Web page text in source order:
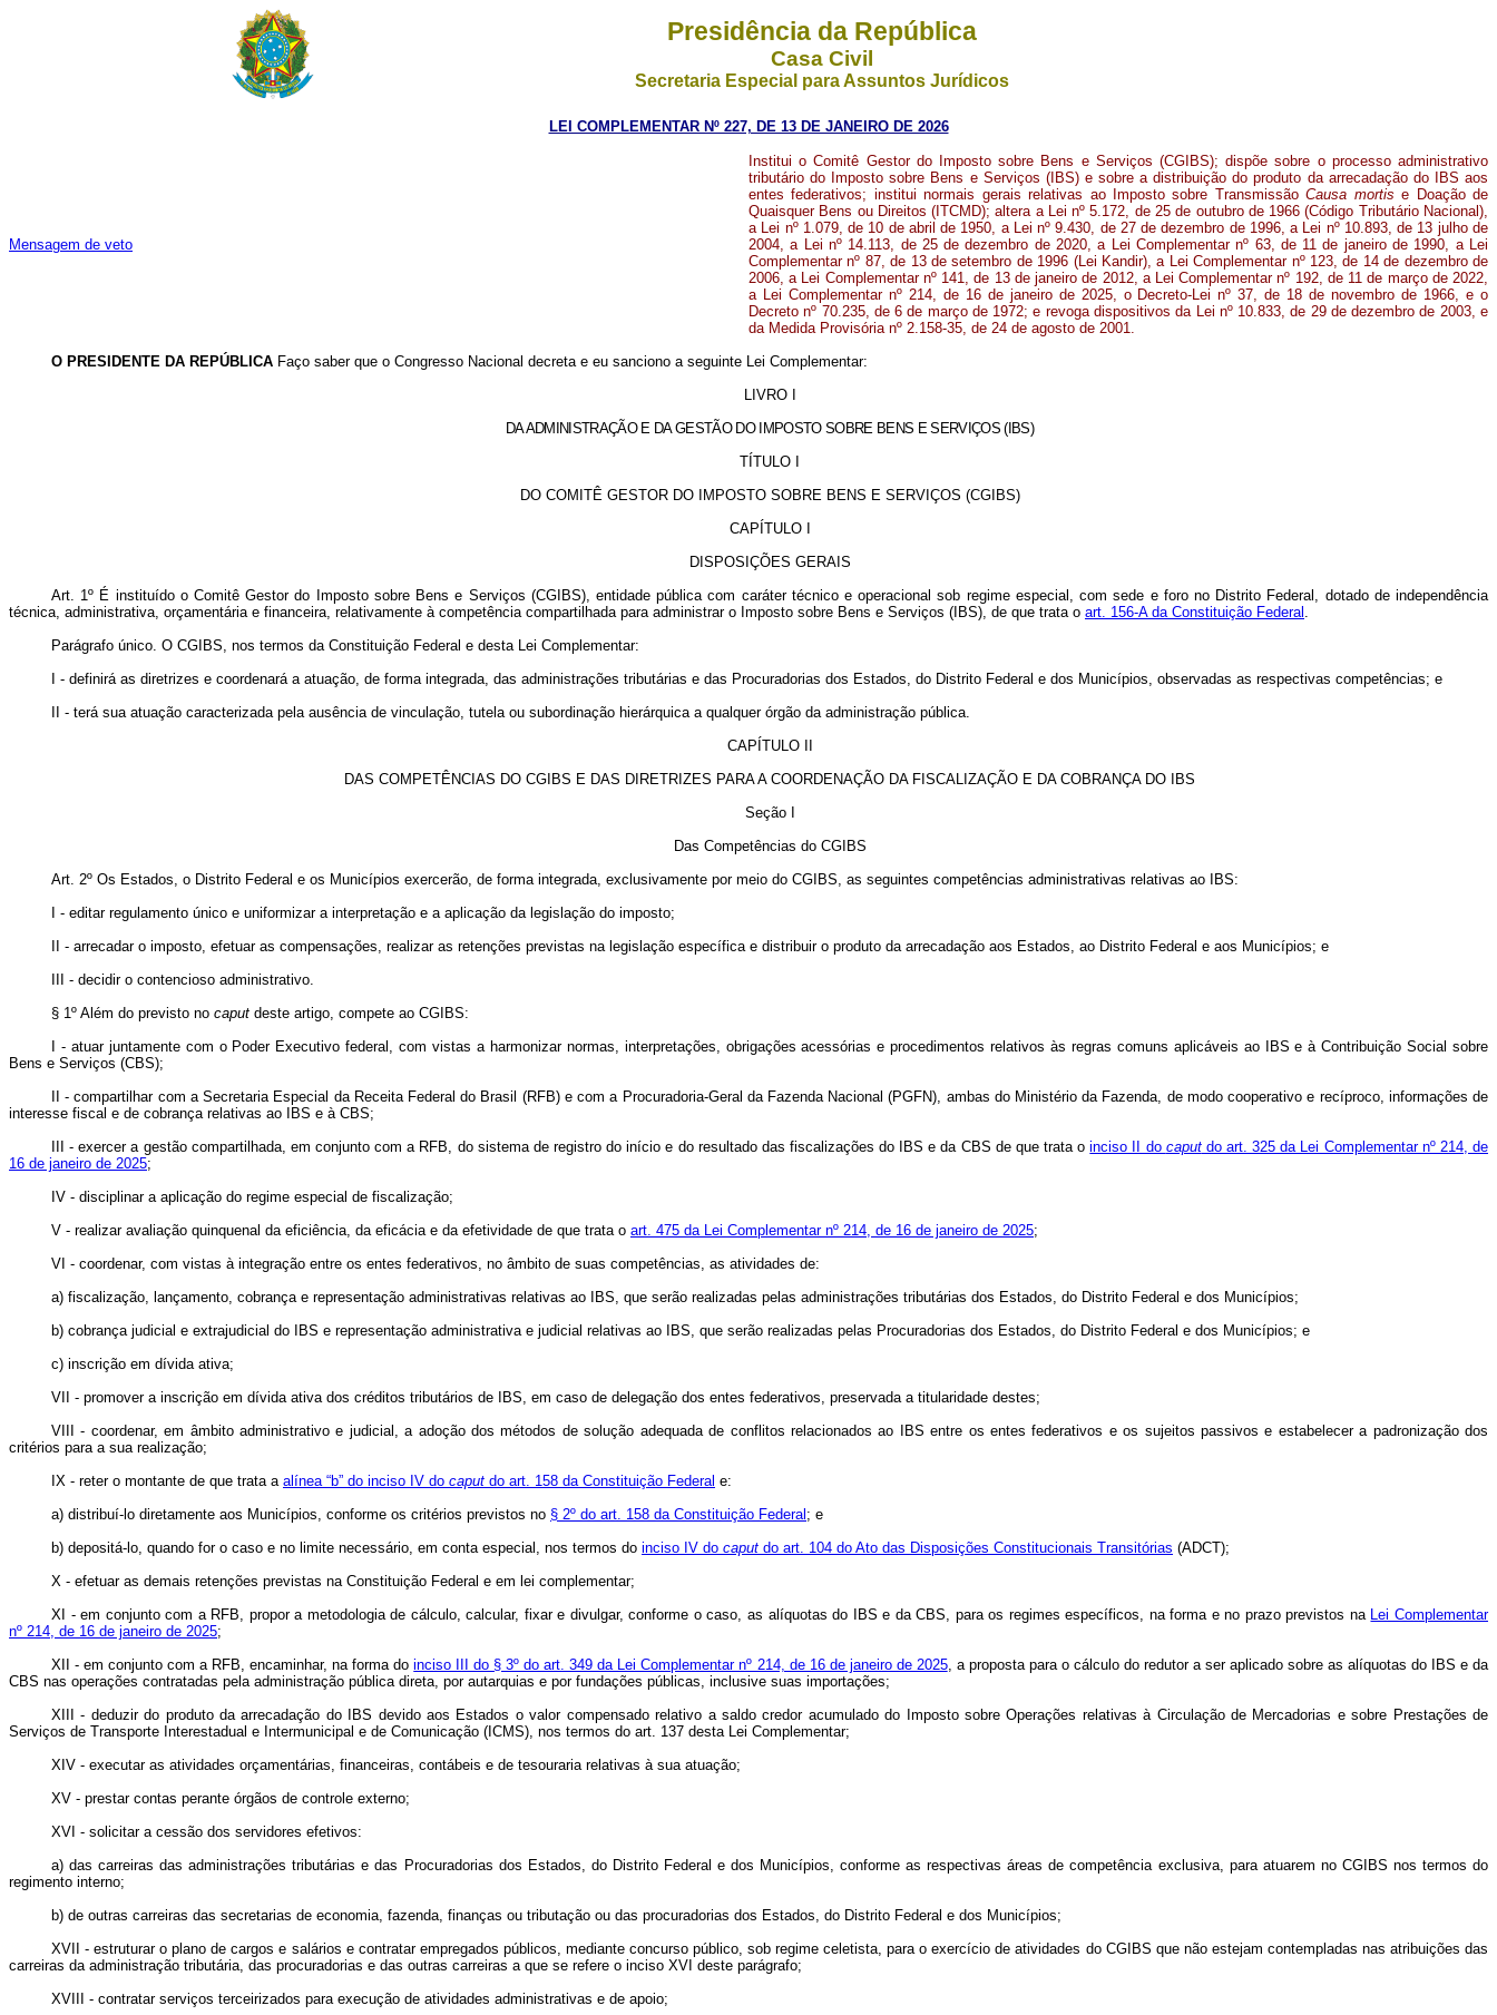
Presidência da República
Casa Civil
Secretaria Especial para Assuntos Jurídicos
LEI COMPLEMENTAR Nº 227, DE 13 DE JANEIRO DE 2026
Mensagem de veto
Institui o Comitê Gestor do Imposto sobre Bens e Serviços (CGIBS); dispõe sobre o processo administrativo
tributário do Imposto sobre Bens e Serviços (IBS) e sobre a distribuição do produto da arrecadação do IBS aos
entes federativos; institui normais gerais relativas ao Imposto sobre TransmissãoCausa mortis e Doação de
Quaisquer Bens ou Direitos (ITCMD); altera a Lei nº 5.172, de 25 de outubro de 1966 (Código Tributário Nacional),
a Lei nº 1.079, de 10 de abril de 1950, a Lei nº 9.430, de 27 de dezembro de 1996, a Lei nº 10.893, de 13 julho de
2004, a Lei nº 14.113, de 25 de dezembro de 2020, a Lei Complementar nº 63, de 11 de janeiro de 1990, a Lei
Complementar nº 87, de 13 de setembro de 1996 (Lei Kandir), a Lei Complementar nº 123, de 14 de dezembro de
2006, a Lei Complementar nº 141, de 13 de janeiro de 2012, a Lei Complementar nº 192, de 11 de março de 2022,
a Lei Complementar nº 214, de 16 de janeiro de 2025, o Decreto-Lei nº 37, de 18 de novembro de 1966, e o
Decreto nº 70.235, de 6 de março de 1972; e revoga dispositivos da Lei nº 10.833, de 29 de dezembro de 2003, e
da Medida Provisória nº 2.158-35, de 24 de agosto de 2001.
O PRESIDENTE DA REPÚBLICA Faço saber que o Congresso Nacional decreta e eu sanciono a seguinte Lei Complementar:
LIVRO I
DA ADMINISTRAÇÃO E DA GESTÃO DO IMPOSTO SOBRE BENS E SERVIÇOS (IBS)
TÍTULO I
DO COMITÊ GESTOR DO IMPOSTO SOBRE BENS E SERVIÇOS (CGIBS)
CAPÍTULO I
DISPOSIÇÕES GERAIS
Art. 1º É instituído o Comitê Gestor do Imposto sobre Bens e Serviços (CGIBS), entidade pública com caráter técnico e operacional sob regime especial, com sede e foro no Distrito Federal, dotado de independência
técnica, administrativa, orçamentária e financeira, relativamente à competência compartilhada para administrar o Imposto sobre Bens e Serviços (IBS), de que trata o art. 156-A da Constituição Federal .
Parágrafo único. O CGIBS, nos termos da Constituição Federal e desta Lei Complementar:
I - definirá as diretrizes e coordenará a atuação, de forma integrada, das administrações tributárias e das Procuradorias dos Estados, do Distrito Federal e dos Municípios, observadas as respectivas competências; e
II - terá sua atuação caracterizada pela ausência de vinculação, tutela ou subordinação hierárquica a qualquer órgão da administração pública.
CAPÍTULO II
DAS COMPETÊNCIAS DO CGIBS E DAS DIRETRIZES PARA A COORDENAÇÃO DA FISCALIZAÇÃO E DA COBRANÇA DO IBS
Seção I
Das Competências do CGIBS
Art. 2º Os Estados, o Distrito Federal e os Municípios exercerão, de forma integrada, exclusivamente por meio do CGIBS, as seguintes competências administrativas relativas ao IBS:
I - editar regulamento único e uniformizar a interpretação e a aplicação da legislação do imposto;
II - arrecadar o imposto, efetuar as compensações, realizar as retenções previstas na legislação específica e distribuir o produto da arrecadação aos Estados, ao Distrito Federal e aos Municípios; e
III - decidir o contencioso administrativo.
§ 1º Além do previsto no caput deste artigo, compete ao CGIBS:
I - atuar juntamente com o Poder Executivo federal, com vistas a harmonizar normas, interpretações, obrigações acessórias e procedimentos relativos às regras comuns aplicáveis ao IBS e à Contribuição Social sobre
Bens e Serviços (CBS);
II - compartilhar com a Secretaria Especial da Receita Federal do Brasil (RFB) e com a Procuradoria-Geral da Fazenda Nacional (PGFN), ambas do Ministério da Fazenda, de modo cooperativo e recíproco, informações de
interesse fiscal e de cobrança relativas ao IBS e à CBS;
III - exercer a gestão compartilhada, em conjunto com a RFB, do sistema de registro do início e do resultado das fiscalizações do IBS e da CBS de que trata oinciso II do caputdo art. 325 da Lei Complementar nº 214, de
16 de janeiro de 2025;
IV - disciplinar a aplicação do regime especial de fiscalização;
V - realizar avaliação quinquenal da eficiência, da eficácia e da efetividade de que trata o art. 475 da Lei Complementar nº 214, de 16 de janeiro de 2025;
VI - coordenar, com vistas à integração entre os entes federativos, no âmbito de suas competências, as atividades de:
a) fiscalização, lançamento, cobrança e representação administrativas relativas ao IBS, que serão realizadas pelas administrações tributárias dos Estados, do Distrito Federal e dos Municípios;
b) cobrança judicial e extrajudicial do IBS e representação administrativa e judicial relativas ao IBS, que serão realizadas pelas Procuradorias dos Estados, do Distrito Federal e dos Municípios; e
c) inscrição em dívida ativa;
VII - promover a inscrição em dívida ativa dos créditos tributários de IBS, em caso de delegação dos entes federativos, preservada a titularidade destes;
VIII - coordenar, em âmbito administrativo e judicial, a adoção dos métodos de solução adequada de conflitos relacionados ao IBS entre os entes federativos e os sujeitos passivos e estabelecer a padronização dos
critérios para a sua realização;
IX - reter o montante de que trata a alínea “b” do inciso IV do caput do art. 158 da Constituição Federal e:
a) distribuí-lo diretamente aos Municípios, conforme os critérios previstos no § 2º do art. 158 da Constituição Federal ; e
b) depositá-lo, quando for o caso e no limite necessário, em conta especial, nos termos do inciso IV do caput do art. 104 do Ato das Disposições Constitucionais Transitórias (ADCT);
X - efetuar as demais retenções previstas na Constituição Federal e em lei complementar;
XI - em conjunto com a RFB, propor a metodologia de cálculo, calcular, fixar e divulgar, conforme o caso, as alíquotas do IBS e da CBS, para os regimes específicos, na forma e no prazo previstos na Lei Complementar
nº 214, de 16 de janeiro de 2025;
XII - em conjunto com a RFB, encaminhar, na forma doinciso III do § 3º do art. 349 da Lei Complementar nº 214, de 16 de janeiro de 2025, a proposta para o cálculo do redutor a ser aplicado sobre as alíquotas do IBS e da
CBS nas operações contratadas pela administração pública direta, por autarquias e por fundações públicas, inclusive suas importações;
XIII - deduzir do produto da arrecadação do IBS devido aos Estados o valor compensado relativo a saldo credor acumulado do Imposto sobre Operações relativas à Circulação de Mercadorias e sobre Prestações de
Serviços de Transporte Interestadual e Intermunicipal e de Comunicação (ICMS), nos termos do art. 137 desta Lei Complementar;
XIV - executar as atividades orçamentárias, financeiras, contábeis e de tesouraria relativas à sua atuação;
XV - prestar contas perante órgãos de controle externo;
XVI - solicitar a cessão dos servidores efetivos:
a) das carreiras das administrações tributárias e das Procuradorias dos Estados, do Distrito Federal e dos Municípios, conforme as respectivas áreas de competência exclusiva, para atuarem no CGIBS nos termos do
regimento interno;
b) de outras carreiras das secretarias de economia, fazenda, finanças ou tributação ou das procuradorias dos Estados, do Distrito Federal e dos Municípios;
XVII - estruturar o plano de cargos e salários e contratar empregados públicos, mediante concurso público, sob regime celetista, para o exercício de atividades do CGIBS que não estejam contempladas nas atribuições das
carreiras da administração tributária, das procuradorias e das outras carreiras a que se refere o inciso XVI deste parágrafo;
XVIII - contratar serviços terceirizados para execução de atividades administrativas e de apoio;